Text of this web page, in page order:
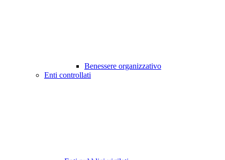
Benessere organizzativo
Enti controllati